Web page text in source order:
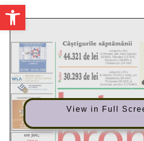
Open toolbar
View in Full